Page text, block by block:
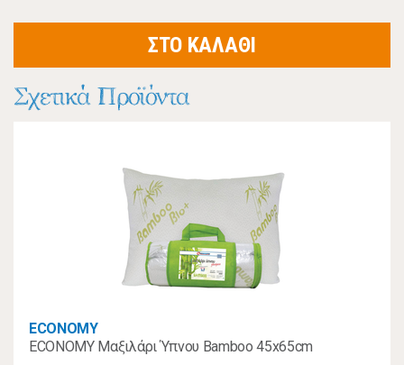
ΣΤΟ ΚΑΛΑΘΙ
Σχετικά Προϊόντα
ECONOMY
ECONOMY Μαξιλάρι Ύπνου Bamboo 45x65cm